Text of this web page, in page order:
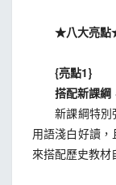
★八大亮
{亮點1}
搭配新課綱
新課綱特別強
用語淺白好讀
來搭配歷史教材